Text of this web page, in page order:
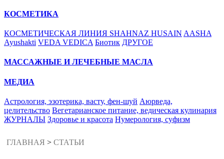
КОСМЕТИКА
КОСМЕТИЧЕСКАЯ ЛИНИЯ SHAHNAZ HUSAIN AASHA
Ayushakti VEDA VEDICA Биотик ДРУГОЕ
МАССАЖНЫЕ И ЛЕЧЕБНЫЕ МАСЛА
МЕДИА
Астрология, эзотерика, васту, фен-шуй Аюрведа,
целительство Вегетарианское питание, ведическая кулинария
ЖУРНАЛЫ Здоровье и красота Нумерология, суфизм
ГЛАВНАЯ > СТАТЬИ